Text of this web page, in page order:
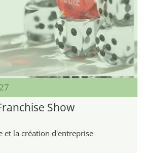
Show
et la création d'entreprise